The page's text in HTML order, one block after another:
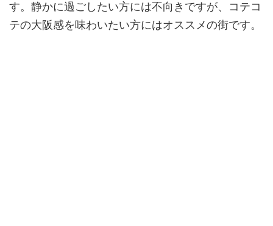
す。静かに過ごしたい方には不向きですが、コテコ
テの大阪感を味わいたい方にはオススメの街です。